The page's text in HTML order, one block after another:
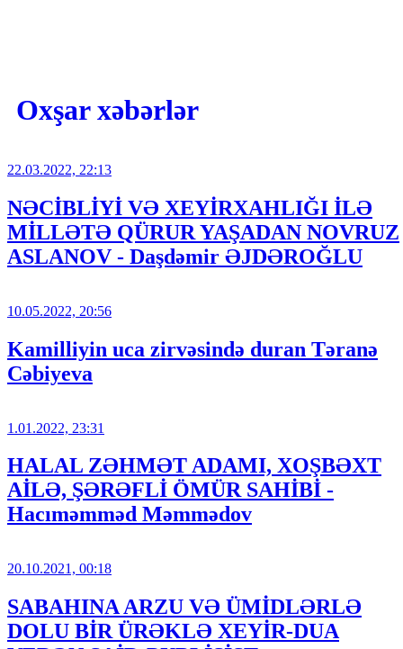
Oxşar xəbərlər
22.03.2022, 22:13
NƏCİBLİYİ VƏ XEYİRXAHLIĞI İLƏ
MİLLƏTƏ QÜRUR YAŞADAN NOVRUZ
ASLANOV - Daşdəmir ƏJDƏROĞLU
10.05.2022, 20:56
Kamilliyin uca zirvəsində duran Təranə
Cəbiyeva
1.01.2022, 23:31
HALAL ZƏHMƏT ADAMI, XOŞBƏXT
AİLƏ, ŞƏRƏFLİ ÖMÜR SAHİBİ -
Hacıməmməd Məmmədov
20.10.2021, 00:18
SABAHINA ARZU VƏ ÜMİDLƏRLƏ
DOLU BİR ÜRƏKLƏ XEYİR-DUA